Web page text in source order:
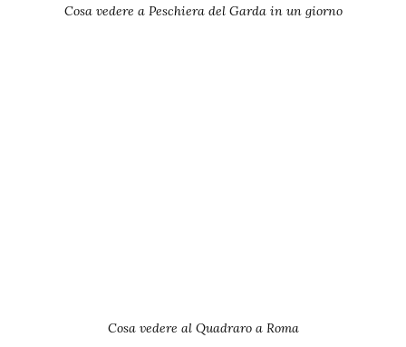
Cosa vedere a Peschiera del Garda in un giorno
Cosa vedere al Quadraro a Roma